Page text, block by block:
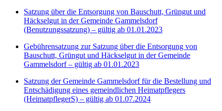
Satzung über die Entsorgung von Bauschutt, Grüngut und
Häckselgut in der Gemeinde Gammelsdorf
(Benutzungssatzung) – gültig ab 01.01.2023
Gebührensatzung zur Satzung über die Entsorgung von
Bauschutt, Grüngut und Häckselgut in der Gemeinde
Gammelsdorf – gültig ab 01.01.2023
Satzung der Gemeinde Gammelsdorf für die Bestellung und
Entschädigung eines gemeindlichen Heimatpflegers
(HeimatpflegerS) – gültig ab 01.07.2024